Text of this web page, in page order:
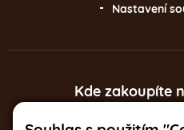
Nastavení
Kde zakoupíte